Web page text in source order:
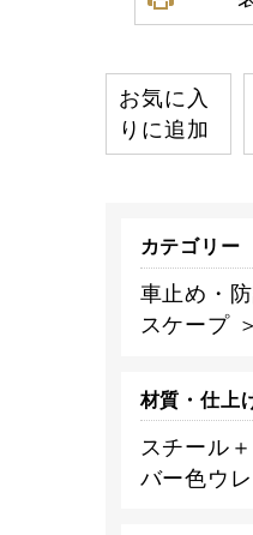
お気に入
りに追加
カテゴリー
車止め・
スケープ
材質・仕上
スチール
バー色ウ